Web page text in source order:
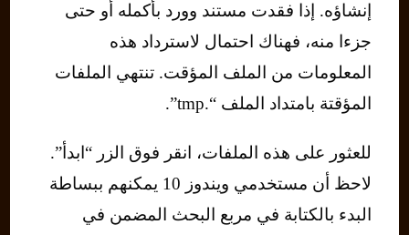
إنشاؤه. إذا فقدت مستند وورد بأكمله أو حتى
جزءا منه، فهناك احتمال لاسترداد هذه
المعلومات من الملف المؤقت. تنتهي الملفات
المؤقتة بامتداد الملف “.tmp”.
للعثور على هذه الملفات، انقر فوق الزر “ابدأ”.
لاحظ أن مستخدمي ويندوز 10 يمكنهم ببساطة
البدء بالكتابة في مربع البحث المضمن في